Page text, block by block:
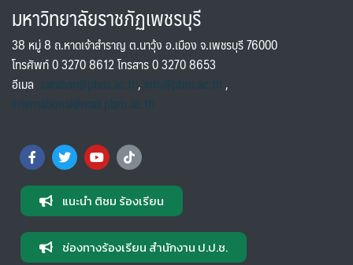
มหาวิทยาลัยราชภัฏเพชรบุรี
38 หมู่ 8 ถ.หาดเจ้าสำราญ ต.นาวุ้ง อ.เมือง จ.เพชรบุรี 76000
โทรศัพท์ 0 3270 8612 โทรสาร 0 3270 8653
อีเมล saraban@pbru.ac.th, info@pbru.ac.th,
international@mail.pbru.ac.th
แนะนำ ติชม ร้องเรียน
ช่องทางร้องเรียน สำนักงาน ป.ป.ช.